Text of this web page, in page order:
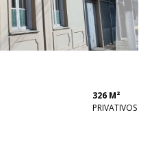
326 M²
PRIVATIVOS